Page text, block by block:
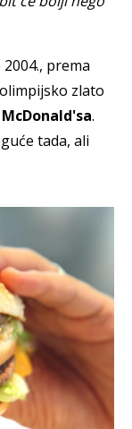
prema
zlato
.
tada, ali